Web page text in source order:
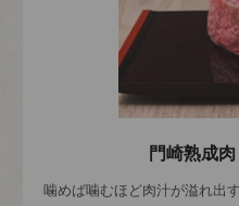
門崎熟成
噛めば噛むほど肉汁が溢れ出